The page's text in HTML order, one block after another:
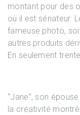
montant pour des
où il est sénateur.
fameuse photo,
autres produits
En seulement
“Jane”, son
la créativité